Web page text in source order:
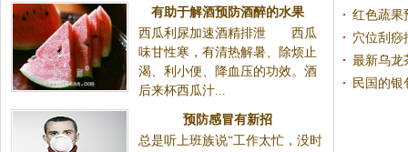
有助于解酒预防酒醉的水果
西瓜利尿加速酒精排泄 西瓜
味甘性寒，有清热解暑、除烦止
渴、利小便、降血压的功效。酒
后来杯西瓜汁...
预防感冒有新招
总是听上班族说“工作太忙，没时
红色蔬果
穴位刮痧
最新乌龙
民国的银